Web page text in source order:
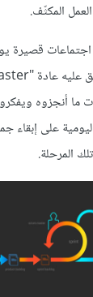
المكثّف.
ما أنجزوه
على إبقاء
المرحلة.